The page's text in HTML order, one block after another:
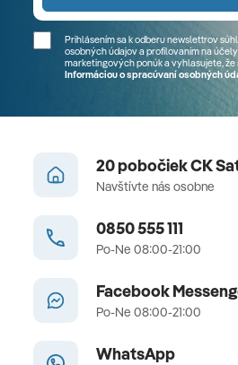
Prihlásením sa k odberu newslettrov
osobných údajov a profilovaním na
marketingových ponúk a vyhlasujete, že
Informáciou o spracúvaní osobných
20 pobočiek CK
Navštívte nás osobne
0850 555 111
Po-Ne 08:00-21:00
Facebook
Po-Ne 08:00-21:00
WhatsApp